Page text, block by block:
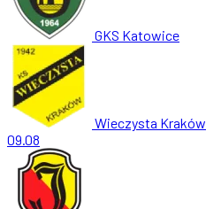
GKS Katowice
Wieczysta Kraków
09.08